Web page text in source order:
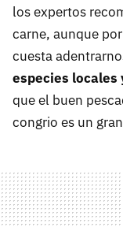
los expertos
carne, aunque
cuesta
especies locales
que el buen
congrio es un